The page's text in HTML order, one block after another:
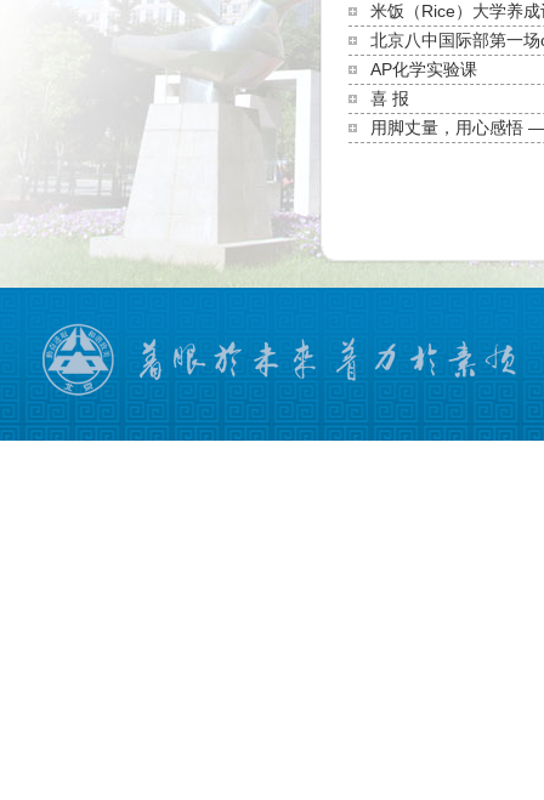
米饭（Rice）大学养
北京八中国际部第一
AP化学实验课
喜 报
用脚丈量，用心感悟